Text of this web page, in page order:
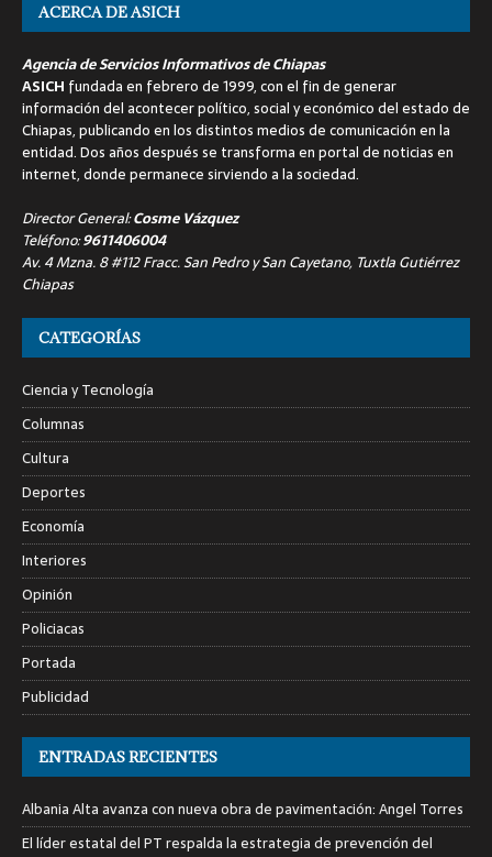
ACERCA DE ASICH
Agencia de Servicios Informativos de Chiapas
ASICH fundada en febrero de 1999, con el fin de generar
información del acontecer político, social y económico del estado de
Chiapas, publicando en los distintos medios de comunicación en la
entidad. Dos años después se transforma en portal de noticias en
internet, donde permanece sirviendo a la sociedad.
Director General:Cosme Vázquez
Teléfono:9611406004
Av. 4 Mzna. 8 #112 Fracc. San Pedro y San Cayetano, Tuxtla Gutiérrez
Chiapas
CATEGORÍAS
Ciencia y Tecnología
Columnas
Cultura
Deportes
Economía
Interiores
Opinión
Policiacas
Portada
Publicidad
ENTRADAS RECIENTES
Albania Alta avanza con nueva obra de pavimentación: Angel Torres
El líder estatal del PT respalda la estrategia de prevención del